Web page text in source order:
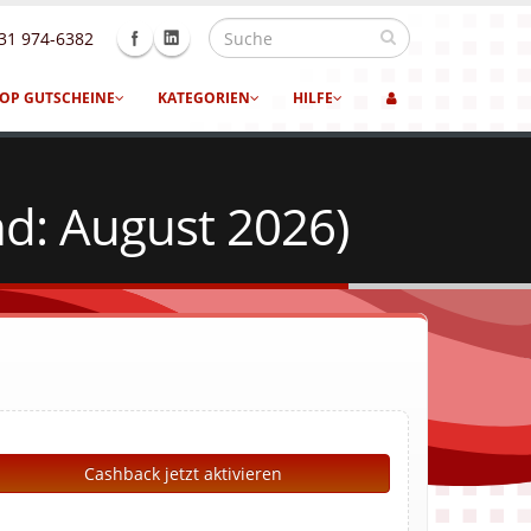
974-6382
GUTSCHEINE KATEGORIEN HILFE
August 2026)
Cashback jetzt aktivieren